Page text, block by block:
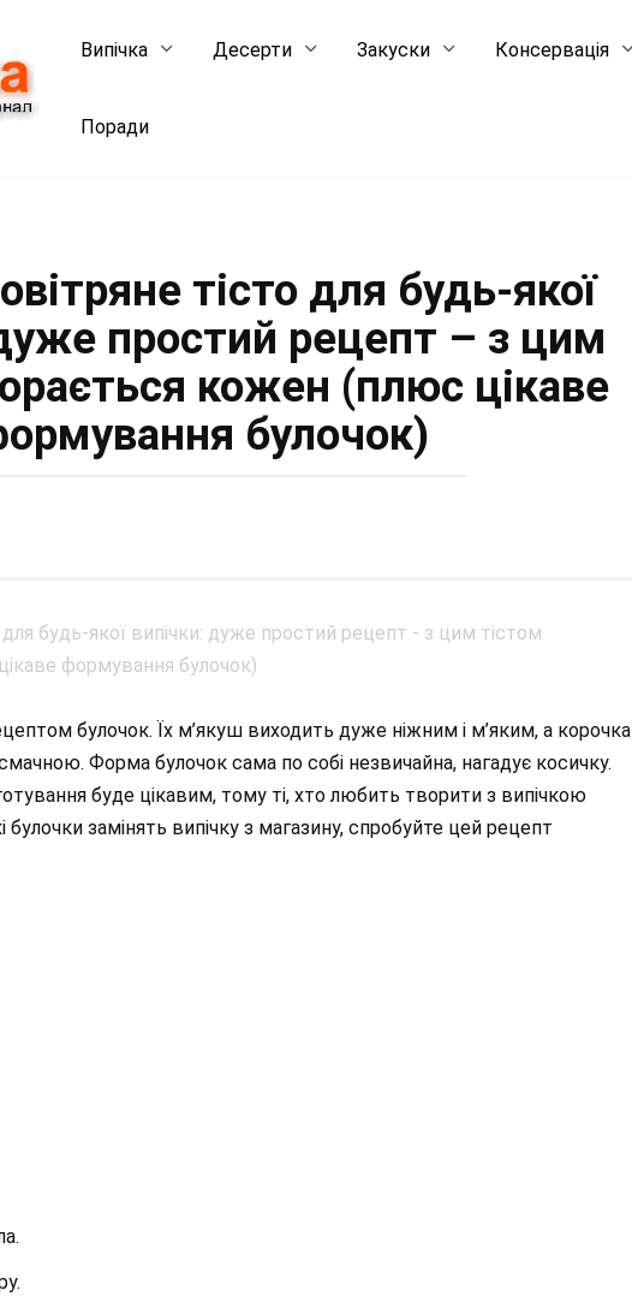
Випічка Десерти Закуски Консервація
Поради
тісто для будь-якої
простий рецепт – з цим
кожен (плюс цікаве
булочок)
булочок. Їх м’якуш виходить дуже ніжним і м’яким, а корочка
Форма булочок сама по собі незвичайна, нагадує косичку.
буде цікавим, тому ті, хто любить творити з випічкою
булочки замінять випічку з магазину, спробуйте цей рецепт